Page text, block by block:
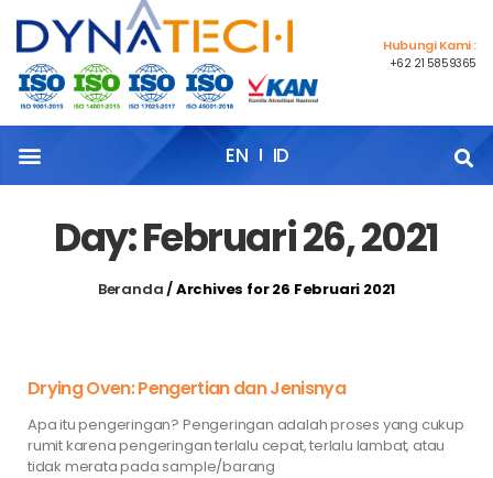
Hubungi Kami :
+62 21 5859365
EN ID
Day: Februari 26, 2021
Beranda/Archives for 26 Februari 2021
Drying Oven: Pengertian dan Jenisnya
Apa itu pengeringan? Pengeringan adalah proses yang cukup
rumit karena pengeringan terlalu cepat, terlalu lambat, atau
tidak merata pada sample/barang